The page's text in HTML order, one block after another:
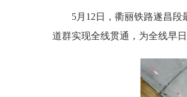
5月12日，衢丽铁路遂昌
道群实现全线贯通，为全线早